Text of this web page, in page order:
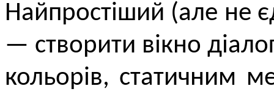
Найпростіший (але не
— створити вікно
кольорів, статичним